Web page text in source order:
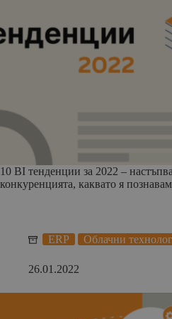
10 BI тенденции за 2022 –
конкуренцията, каквато я
ERP Облачни
26.01.2022